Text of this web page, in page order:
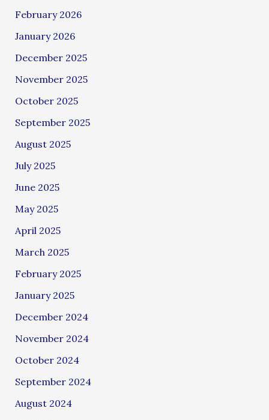
February 2026
January 2026
December 2025
November 2025
October 2025
September 2025
August 2025
July 2025
June 2025
May 2025
April 2025
March 2025
February 2025
January 2025
December 2024
November 2024
October 2024
September 2024
August 2024